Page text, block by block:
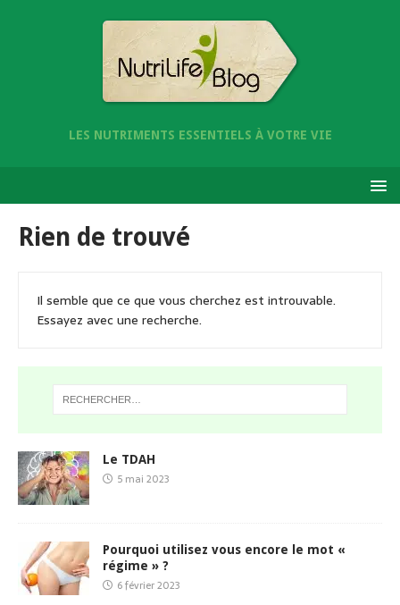
LES NUTRIMENTS ESSENTIELS À VOTRE VIE
Rien de trouvé
Il semble que ce que vous cherchez est introuvable.
Essayez avec une recherche.
Le TDAH
5 mai 2023
Pourquoi utilisez vous encore le mot «
régime » ?
6 février 2023